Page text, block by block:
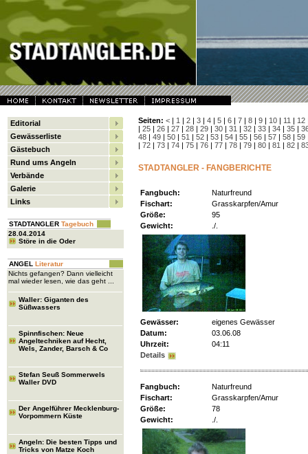
Editorial
Gewässerliste
Gästebuch
Rund ums Angeln
Verbände
Galerie
Links
STADTANGLER Tagebuch
28.04.2014
Störe in die Oder
ANGEL Literatur
Nichts gefangen? Dann vielleicht
mal wieder lesen, wie das geht ...
Waller: Giganten des
Süßwassers
Spinnfischen: Neue
Angeltechniken auf Hecht,
Wels, Zander, Barsch & Co
Stefan Seuß Sommerwels
Waller DVD
Der Angelführer Mecklenburg-
Vorpommern Küste
Angeln: Die besten Tipps und
Tricks von Matze Koch
Seiten: < | 1 | 2 | 3 | 4 | 5 | 6 | 7 | 8 | 9 | 10 | 11 | 12
| 25 | 26 | 27 | 28 | 29 | 30 | 31 | 32 | 33 | 34 | 35 |
48 | 49 | 50 | 51 | 52 | 53 | 54 | 55 | 56 | 57 | 58 | 59
| 72 | 73 | 74 | 75 | 76 | 77 | 78 | 79 | 80 | 81 | 82 |
STADTANGLER - FANGBERICHTE
Fangbuch:
Naturfreund
Fischart:
Grasskarpfen/Amur
Größe:
95
Gewicht:
./.
Gewässer:
eigenes Gewässer
Datum:
03.06.08
Uhrzeit:
04:11
Details
Fangbuch:
Naturfreund
Fischart:
Grasskarpfen/Amur
Größe:
78
Gewicht:
./.